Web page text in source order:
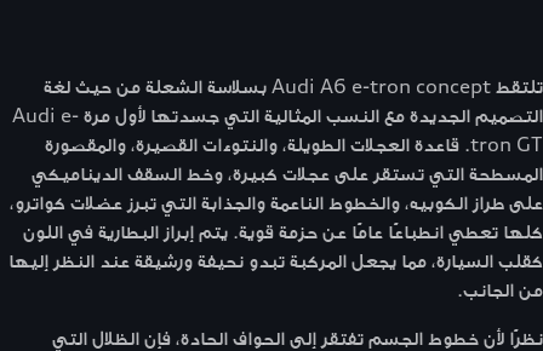
تلتقط Audi A6 e-tron concept بسلاسة الشعلة من حيث لغة
التصميم الجديدة مع النسب المثالية التي جسدتها لأول مرة Audi e-
tron GT. قاعدة العجلات الطويلة، والنتوءات القصيرة، والمقصورة
المسطحة التي تستقر على عجلات كبيرة، وخط السقف الديناميكي
على طراز الكوبيه، والخطوط الناعمة والجذابة التي تبرز عضلات كواترو،
كلها تعطي انطباعًا عامًا عن حزمة قوية. يتم إبراز البطارية في اللون
كقلب السيارة، مما يجعل المركبة تبدو نحيفة ورشيقة عند النظر إليها
من الجانب.
نظرًا لأن خطوط الجسم تفتقر إلى الحواف الحادة، فإن الظلال التي